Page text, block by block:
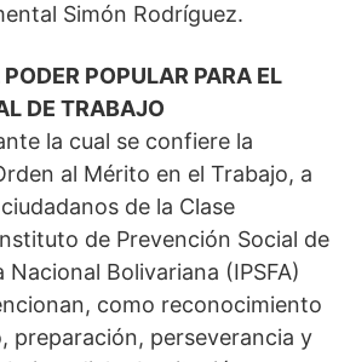
Simón Rodríguez.
POPULAR PARA EL
DE TRABAJO
la cual se confiere la
al Mérito en el Trabajo, a
de la Clase
de Prevención Social de
Nacional Bolivariana (IPSFA)
como reconocimiento
preparación, perseverancia y